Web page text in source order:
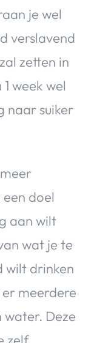
je wel
verslavend
zetten in
week wel
naar suiker
doel
aan wilt
wat je te
wilt drinken
meerdere
Deze